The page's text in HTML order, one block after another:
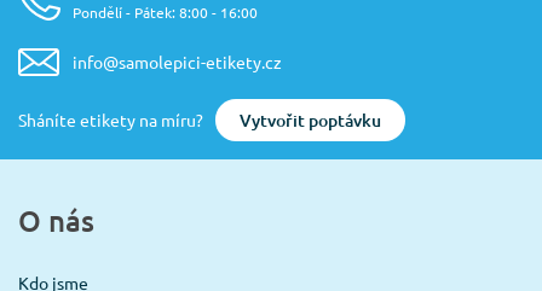
Pondělí - Pátek: 8:00 - 16:00
info@samolepici-etikety.cz
Sháníte etikety na míru? Vytvořit poptávku
O nás
Kdo jsme